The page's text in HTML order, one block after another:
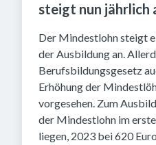
steigt nun jährlich
Der Mindestlohn steigt
der Ausbildung an.
Berufsbildungsgesetz
Erhöhung der
vorgesehen. Zum
der Mindestlohn im
liegen, 2023 bei 620